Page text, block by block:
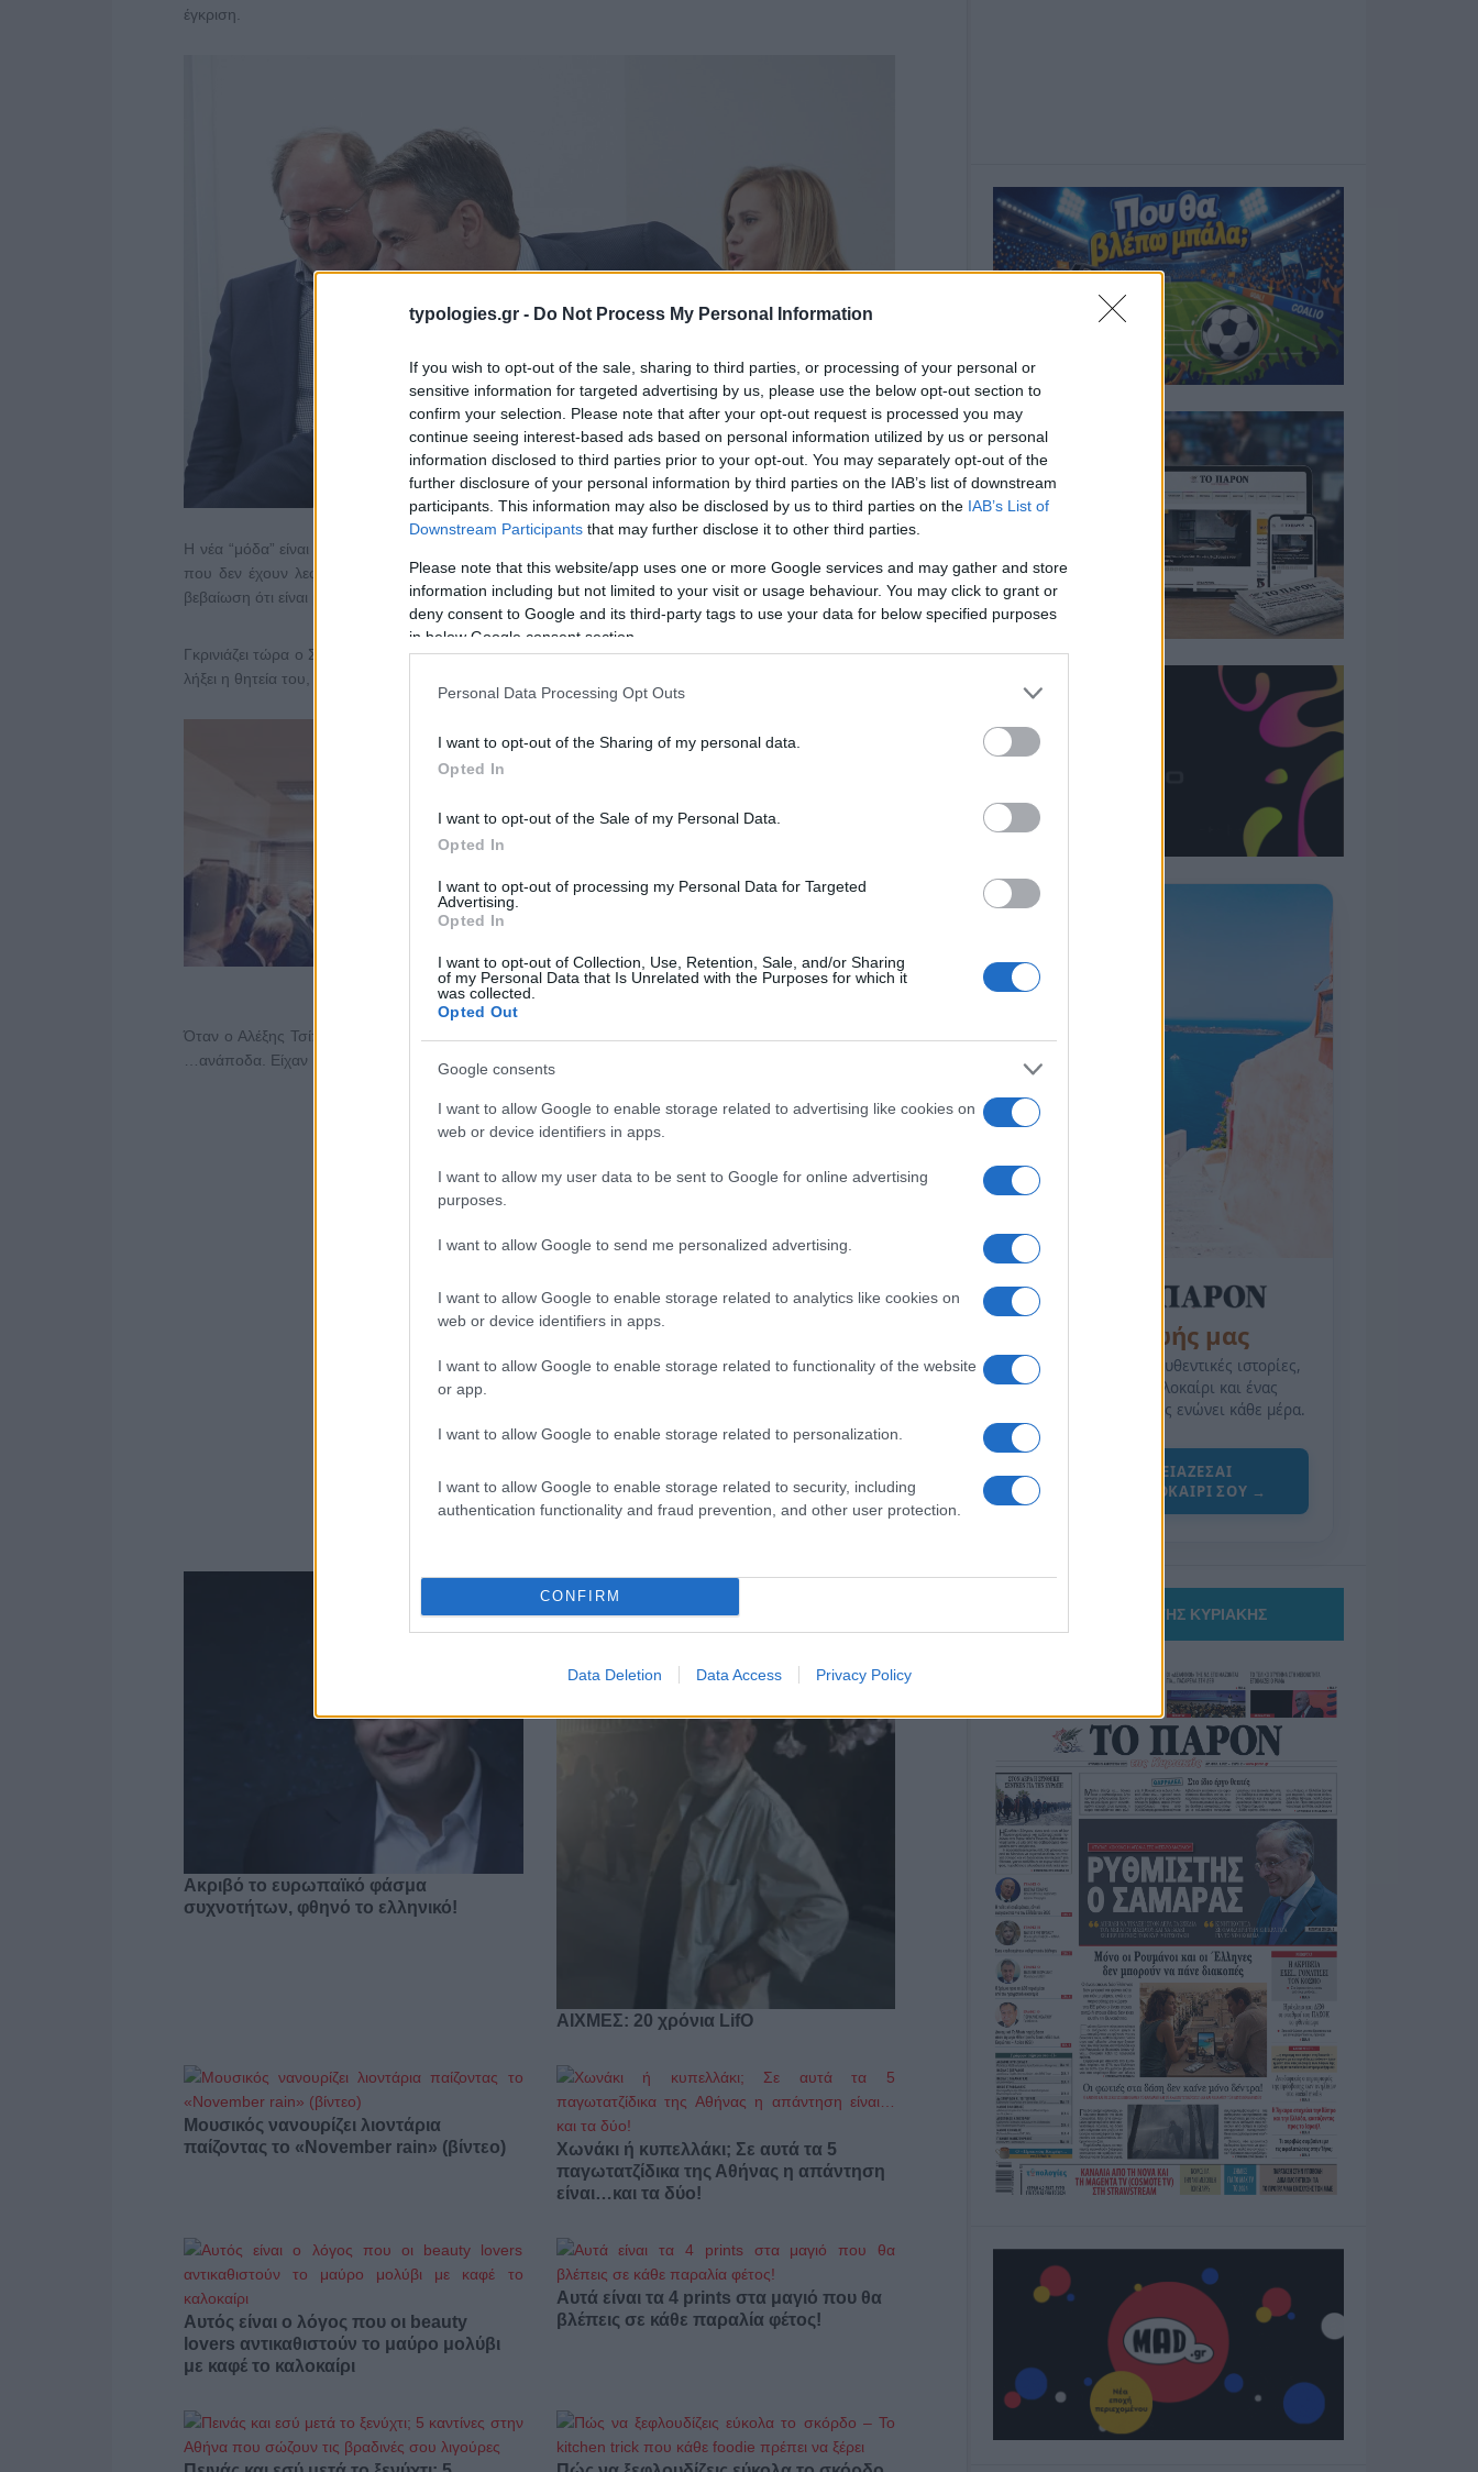
typologies.gr - Do Not Process My Personal Information
If you wish to opt-out of the sale, sharing to third parties, or processing of your personal or
sensitive information for targeted advertising by us, please use the below opt-out section to
confirm your selection. Please note that after your opt-out request is processed you may
continue seeing interest-based ads based on personal information utilized by us or personal
information disclosed to third parties prior to your opt-out. You may separately opt-out of the
further disclosure of your personal information by third parties on the IAB’s list of downstream
participants. This information may also be disclosed by us to third parties on the IAB’s List of
Downstream Participants that may further disclose it to other third parties.
Please note that this website/app uses one or more Google services and may gather and store
information including but not limited to your visit or usage behaviour. You may click to grant or
deny consent to Google and its third-party tags to use your data for below specified purposes
in below Google consent section.
Personal Data Processing Opt Outs
I want to opt-out of the Sharing of my personal data.
Opted In
I want to opt-out of the Sale of my Personal Data.
Opted In
I want to opt-out of processing my Personal Data for Targeted
Advertising.
Opted In
I want to opt-out of Collection, Use, Retention, Sale, and/or Sharing
of my Personal Data that Is Unrelated with the Purposes for which it
was collected.
Opted Out
Google consents
I want to allow Google to enable storage related to advertising like cookies on
web or device identifiers in apps.
I want to allow my user data to be sent to Google for online advertising
purposes.
I want to allow Google to send me personalized advertising.
I want to allow Google to enable storage related to analytics like cookies on
web or device identifiers in apps.
I want to allow Google to enable storage related to functionality of the website
or app.
I want to allow Google to enable storage related to personalization.
I want to allow Google to enable storage related to security, including
authentication functionality and fraud prevention, and other user protection.
CONFIRM
Data Deletion Data Access Privacy Policy
έγκριση.
Η νέα “μόδα” είναι οι βεβαιώσεις της ΕΣΗΕΑ που στην πράξη σημαίνουν πως οι δημοσιογράφοι μέλη,
που δεν έχουν λεφτά, θα πρέπει να πληρώσουν τις συνδρομές τους, για να λάβει η επιχείρηση της
βεβαίωση ότι είναι μέλη σωματείου.
Γκρινιάζει τώρα ο ΣΥΡΙΖΑ για το ΕΣΡ και τη γνωμοδότησή του για τις εκλογές. Όταν γράφαμε πως έχει
λήξει η θητεία του, “πέταγαν αετό”.
Όταν ο Αλέξης Τσίπρας ζητούσε την παραίτηση του Προέδρου του ΕΣΡ, κάποιοι στη Βουλή, ψήφιζαν
…ανάποδα. Είχαν βγάλει…”ομπρέλα”!
Ακριβό το ευρωπαϊκό φάσμα
συχνοτήτων, φθηνό το ελληνικό!
ΑΙΧΜΕΣ: 20 χρόνια LifO
Μουσικός νανουρίζει λιοντάρια
παίζοντας το «November rain» (βίντεο)
Χωνάκι ή κυπελλάκι; Σε αυτά τα 5
παγωτατζίδικα της Αθήνας η απάντηση
είναι…και τα δύο!
Αυτός είναι ο λόγος που οι beauty
lovers αντικαθιστούν το μαύρο μολύβι
με καφέ το καλοκαίρι
Αυτά είναι τα 4 prints στα μαγιό που θα
βλέπεις σε κάθε παραλία φέτος!
της Ζωής μας
Οι άνθρωποι, οι αυθεντικές ιστορίες,
το ελληνικό καλοκαίρι και ένας
πολιτισμός που μας ενώνει κάθε μέρα.
ΟΣΑ ΧΡΕΙΑΖΕΣΑΙ
ΓΙΑ ΤΟ ΚΑΛΟΚΑΙΡΙ ΣΟΥ →
ΤΟ ΠΑΡΟΝ ΤΗΣ ΚΥΡΙΑΚΗΣ